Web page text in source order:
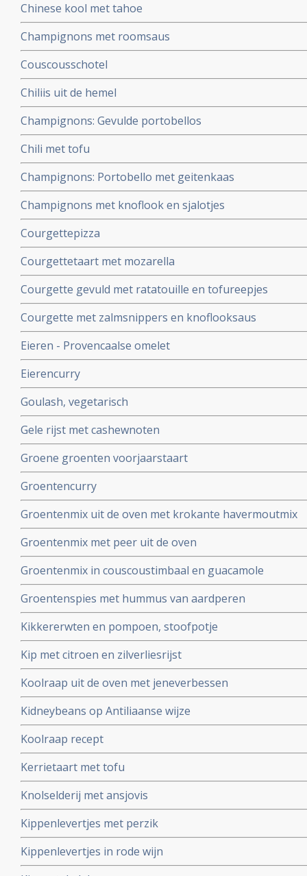
Chinese kool met tahoe
Champignons met roomsaus
Couscousschotel
Chiliis uit de hemel
Champignons: Gevulde portobellos
Chili met tofu
Champignons: Portobello met geitenkaas
Champignons met knoflook en sjalotjes
Courgettepizza
Courgettetaart met mozarella
Courgette gevuld met ratatouille en tofureepjes
Courgette met zalmsnippers en knoflooksaus
Eieren - Provencaalse omelet
Eierencurry
Goulash, vegetarisch
Gele rijst met cashewnoten
Groene groenten voorjaarstaart
Groentencurry
Groentenmix uit de oven met krokante havermoutmix
Groentenmix met peer uit de oven
Groentenmix in couscoustimbaal en guacamole
Groentenspies met hummus van aardperen
Kikkererwten en pompoen, stoofpotje
Kip met citroen en zilverliesrijst
Koolraap uit de oven met jeneverbessen
Kidneybeans op Antiliaanse wijze
Koolraap recept
Kerrietaart met tofu
Knolselderij met ansjovis
Kippenlevertjes met perzik
Kippenlevertjes in rode wijn